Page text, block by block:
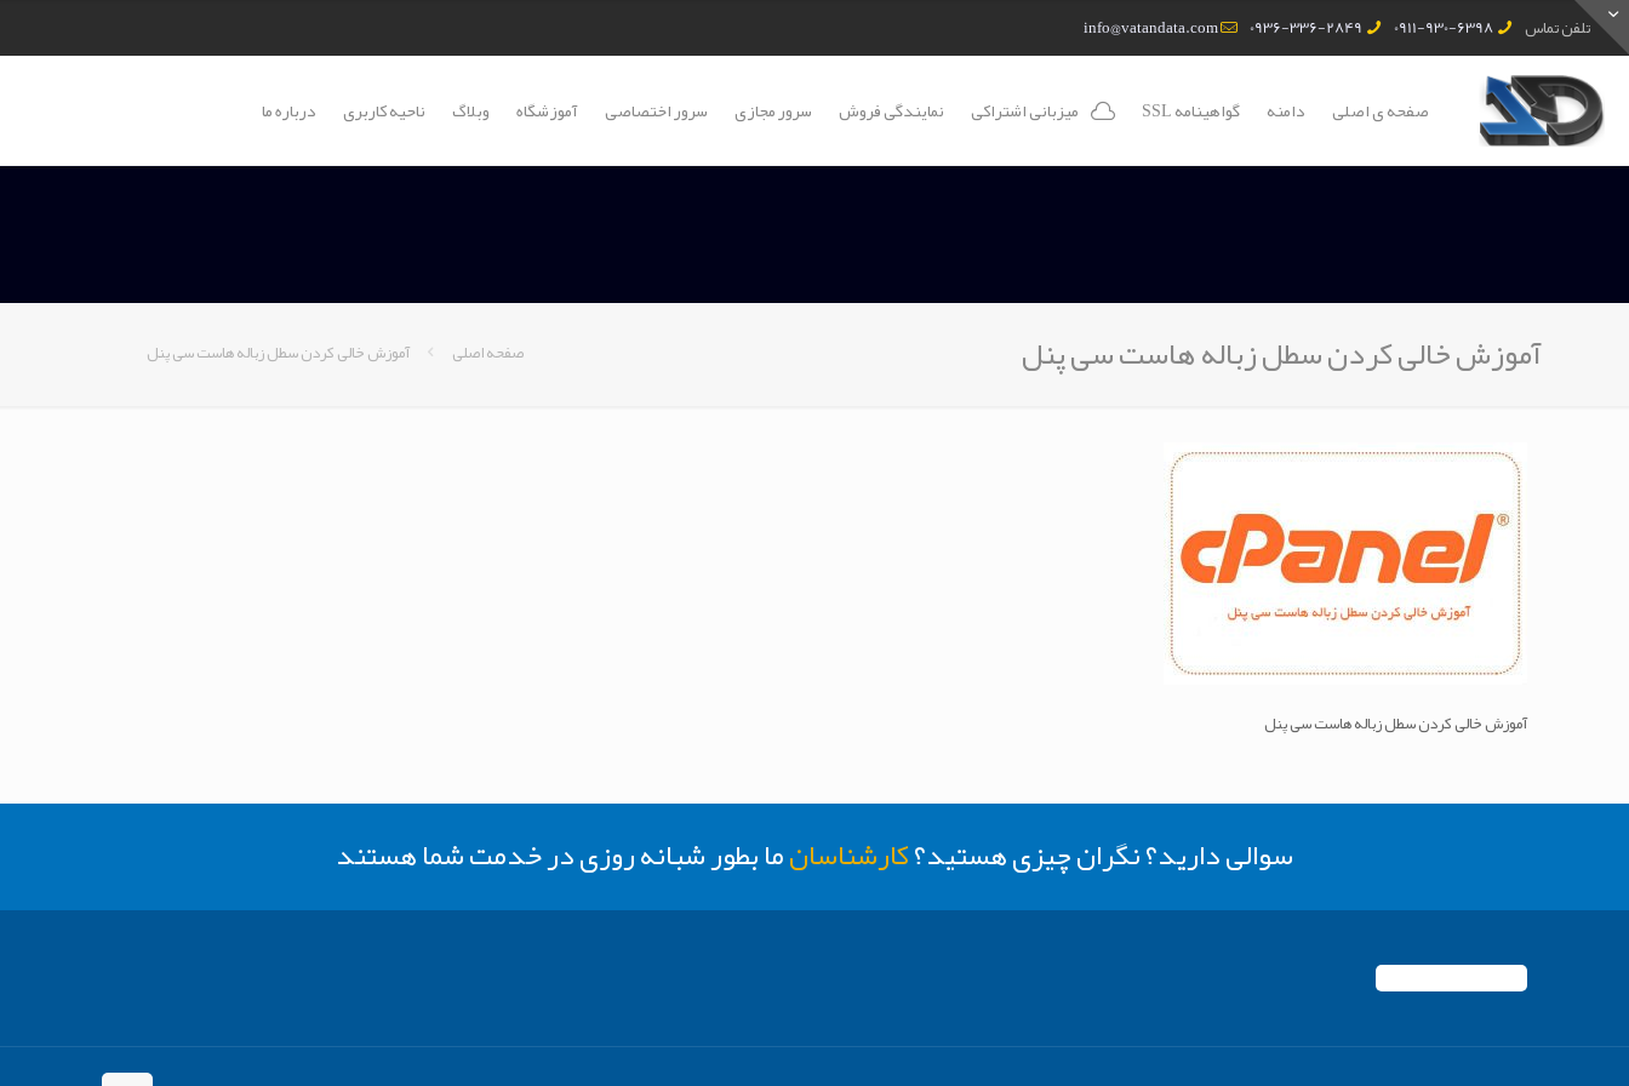
تلفن تماس 0911-930-6398
0936-336-2849
info@vatandata.com
صفحه ی اصلی دامنه گواهینامه SSL میزبانی اشتراکی نمایندگی فروش سرور مجازی سرور اختصاصی آموزشگاه وبلاگ ناحیه کاربری درباره ما
آموزش خالی کردن سطل زباله هاست سی پنل صفحه اصلی آموزش خالی کردن سطل زباله هاست سی پنل
آموزش خالی کردن سطل زباله هاست سی پنل
سوالی دارید؟ نگران چیزی هستید؟کارشناسانما بطور شبانه روزی در خدمت شما هستند